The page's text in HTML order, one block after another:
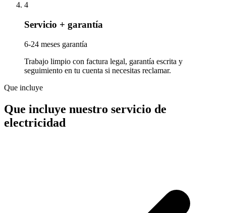
4
Servicio + garantía
6-24 meses garantía
Trabajo limpio con factura legal, garantía escrita y
seguimiento en tu cuenta si necesitas reclamar.
Que incluye
Que incluye nuestro servicio de
electricidad